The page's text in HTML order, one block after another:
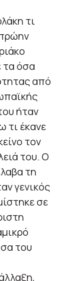
τι
όσα
από
ήταν
τι έκανε
τον
του. Ο
τη
γενικός
σε
του